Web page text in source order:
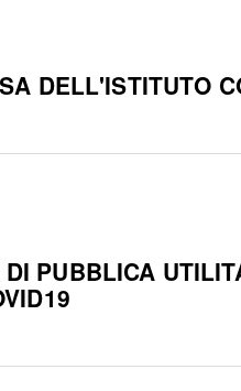
DELL'ISTITUTO
PUBBLICA